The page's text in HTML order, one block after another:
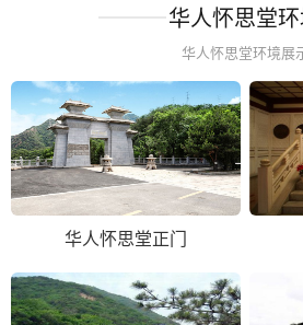
华人怀思堂
华人怀思堂环境展
华人怀思堂正门